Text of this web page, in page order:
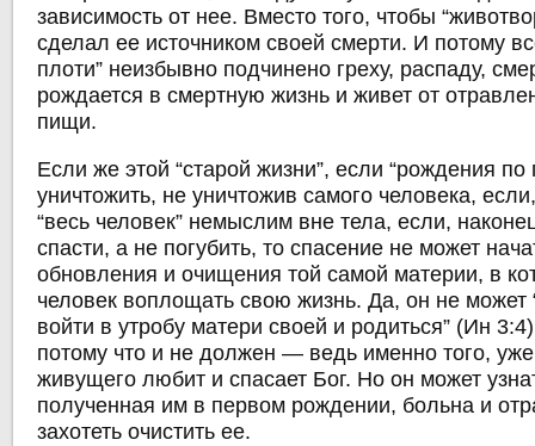
зависимость от нее. Вместо того, чтобы
сделал ее источником своей смерти. И потому
плоти” неизбывно подчинено греху, распаду,
рождается в смертную жизнь и живет от
пищи.
Если же этой “старой жизни”, если “рождения по
уничтожить, не уничтожив самого человека,
“весь человек” немыслим вне тела, если,
спасти, а не погубить, то спасение не может
обновления и очищения той самой материи, в
человек воплощать свою жизнь. Да, он не может
войти в утробу матери своей и родиться” (Ин
потому что и не должен — ведь именно того,
живущего любит и спасает Бог. Но он может
полученная им в первом рождении, больна и
захотеть очистить ее.